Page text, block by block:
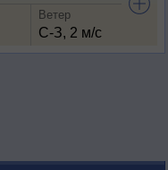
Ветер
С-З, 2 м/с